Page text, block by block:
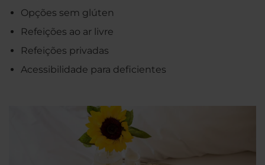
Opções sem glúten
Refeições ao ar livre
Refeições privadas
Acessibilidade para deficientes